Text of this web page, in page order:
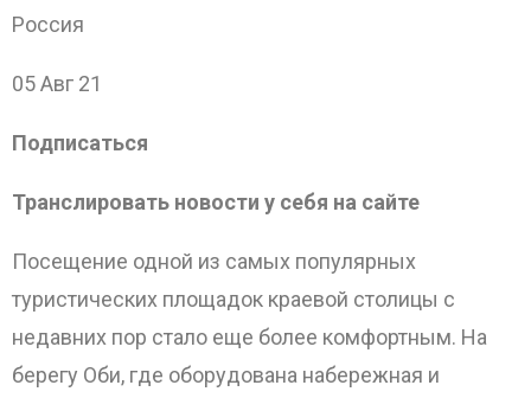
Россия
05 Авг 21
Подписаться
Транслировать новости у себя на сайте
Посещение одной из самых популярных
туристических площадок краевой столицы с
недавних пор стало еще более комфортным. На
берегу Оби, где оборудована набережная и